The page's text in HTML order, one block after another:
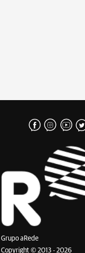
Grupo aRede
Copyright © 2013 - 2026